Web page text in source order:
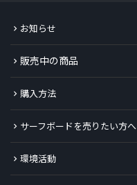
お知らせ
販売中の商品
購入方法
サーフボードを売りたい方へ
環境活動